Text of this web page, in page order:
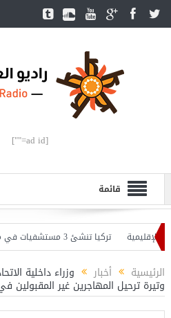
[ad id=""]
قائمة
تركيا تنشئ 3 مستشفيات في مناطق درع الفرات بسوريا
الرئيسية أخبار وزراء داخلية
وتيرة ترحيل المهاجرين غير المقبولين